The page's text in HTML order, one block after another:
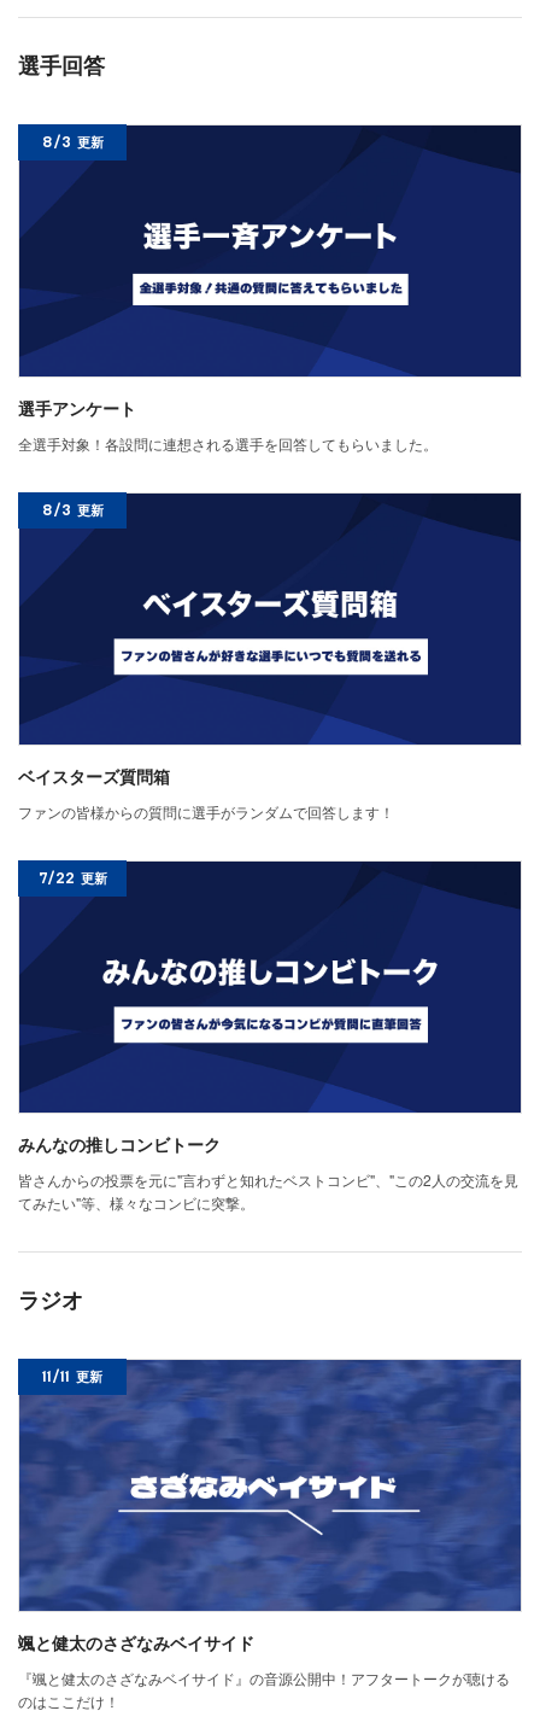
選手回答
8/3 更新
選手アンケート
全選手対象！各設問に連想される選手を回答してもらいました。
8/3 更新
ベイスターズ質問箱
ファンの皆様からの質問に選手がランダムで回答します！
7/22 更新
みんなの推しコンビトーク
皆さんからの投票を元に"言わずと知れたベストコンビ"、"この2人の交流を見
てみたい"等、様々なコンビに突撃。
ラジオ
11/11 更新
颯と健太のさざなみベイサイド
『颯と健太のさざなみベイサイド』の音源公開中！アフタートークが聴ける
のはここだけ！